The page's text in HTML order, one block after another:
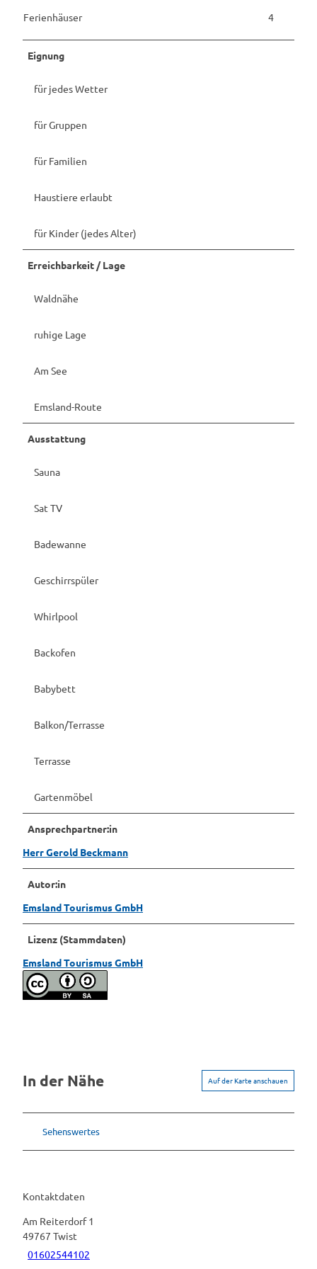
Ferienhäuser 4
Eignung
für jedes Wetter
für Gruppen
für Familien
Haustiere erlaubt
für Kinder (jedes Alter)
Erreichbarkeit / Lage
Waldnähe
ruhige Lage
Am See
Emsland-Route
Ausstattung
Sauna
Sat TV
Badewanne
Geschirrspüler
Whirlpool
Backofen
Babybett
Balkon/Terrasse
Terrasse
Gartenmöbel
Ansprechpartner:in
Herr Gerold Beckmann
Autor:in
Emsland Tourismus GmbH
Lizenz (Stammdaten)
Emsland Tourismus GmbH
In der Nähe Auf der Karte anschauen
Sehenswertes
Kontaktdaten
Am Reiterdorf 1
49767 Twist
01602544102